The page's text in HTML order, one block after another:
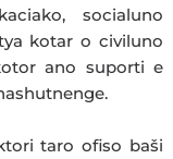
socialuno
kotar o civiluno
ano suporti e
taro ofiso baši